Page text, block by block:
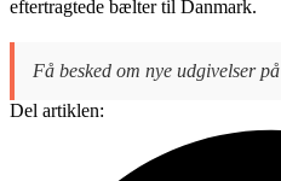
eftertragtede bælter til Danmark.
Få besked om nye udgivelser på
Del artiklen: